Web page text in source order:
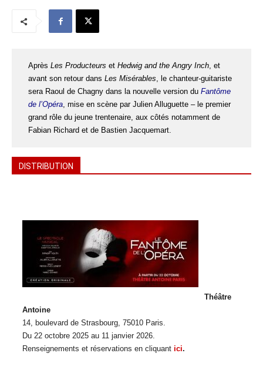
Après Les Producteurs et Hedwig and the Angry Inch, et
avant son retour dans Les Misérables, le chanteur-guitariste
sera Raoul de Chagny dans la nouvelle version du Fantôme
de l’Opéra, mise en scène par Julien Alluguette – le premier
grand rôle du jeune trentenaire, aux côtés notamment de
Fabian Richard et de Bastien Jacquemart.
DISTRIBUTION
Théâtre
Antoine
14, boulevard de Strasbourg, 75010 Paris.
Du 22 octobre 2025 au 11 janvier 2026.
Renseignements et réservations en cliquant ici.